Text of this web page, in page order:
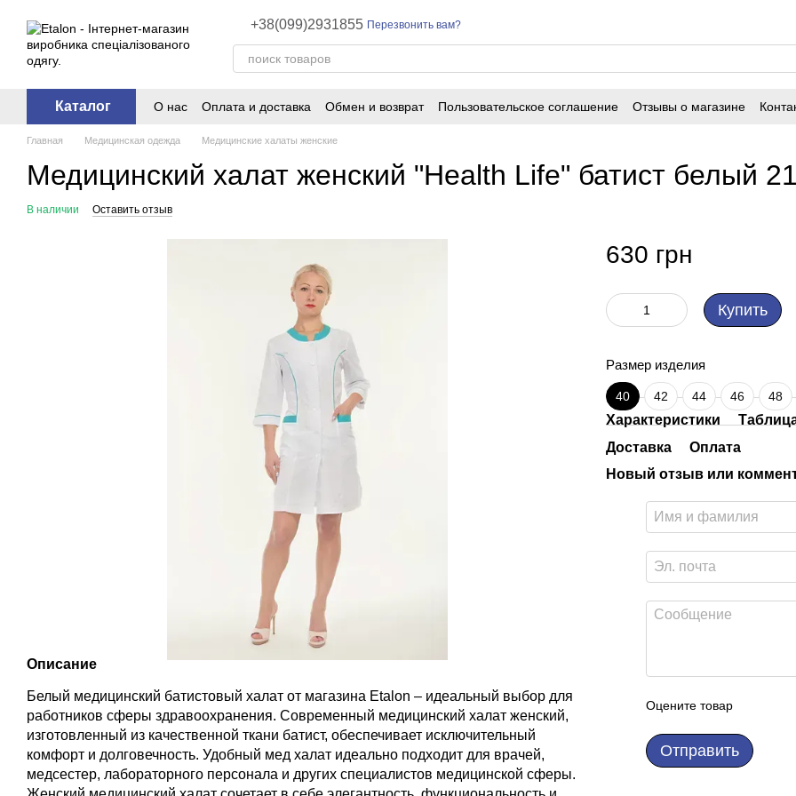
+38(099)2931855 Перезвонить вам?
Каталог О нас Оплата и доставка Обмен и возврат Пользовательское соглашение Отзывы о магазине
Главная Медицинская одежда Медицинские халаты женские
Медицинский халат женский "Health Life" батист белый
В наличии Оставить отзыв
Описание
Белый медицинский батистовый халат от магазина Etalon – идеальный выбор для
работников сферы здравоохранения. Современный медицинский халат женский,
изготовленный из качественной ткани батист, обеспечивает исключительный
комфорт и долговечность. Удобный мед халат идеально подходит для врачей,
медсестер, лабораторного персонала и других специалистов медицинской сферы.
630 грн
Купить
Размер изделия
40 42 44 46 48
Характеристики
Доставка
Оплата
Новый отзыв или
Оцените товар
Отправить